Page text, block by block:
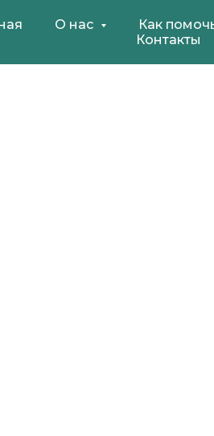
О нас Как
Контакты